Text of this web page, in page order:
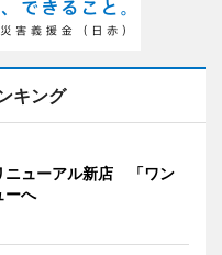
キング
ニューアル新店 「ワン
ーへ